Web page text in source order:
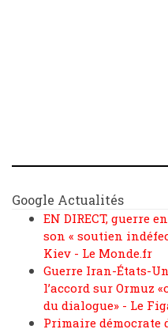
Google Actualités
EN DIRECT, guerre
son « soutien
Kiev - Le Monde.fr
Guerre Iran-États-
l’accord sur Ormuz
du dialogue» - Le
Primaire démocrate